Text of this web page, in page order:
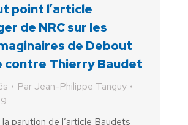
point l’article
de NRC sur les
de Debout
contre Thierry Baudet
ParJean-Philippe Tanguy
parution de l’article Baudets